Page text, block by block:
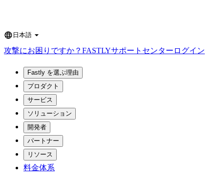
Language
日本語
攻撃にお困りですか？ FASTLYサポートセンター ログイン
Fastly を選ぶ理由
プロダクト
サービス
ソリューション
開発者
パートナー
リソース
料金体系